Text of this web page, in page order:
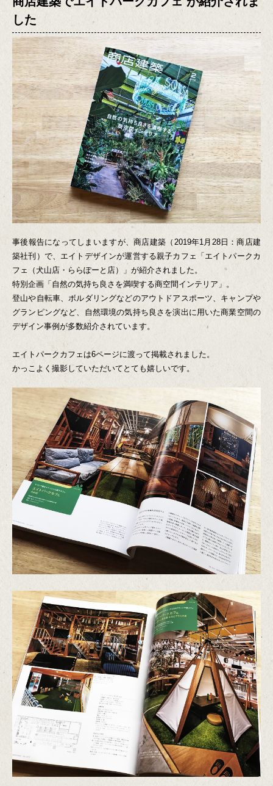
した
事後報告になってしまいますが、商店建築（2019年1月28日：商店建
築社刊）で、エイトデザインが運営する親子カフェ「エイトパークカ
フェ（犬山店・ららぽーと店）」が紹介されました。
特別企画「自然の気持ち良さを満喫する商空間インテリア」。
登山や自転車、ボルダリングなどのアウトドアスポーツ、キャンプや
グランピングなど、自然環境の気持ち良さを演出に用いた商業空間の
デザイン事例が多数紹介されています。
エイトパークカフェは6ページに渡って掲載されました。
かっこよく撮影していただいてとても嬉しいです。